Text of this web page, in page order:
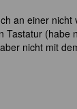
an einer nicht
Tastatur (habe
nicht mit